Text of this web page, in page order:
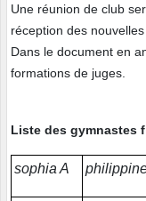
Une réunion de club
réception des
Dans le document en
formations de juges.
Liste des gymnastes
sophia A